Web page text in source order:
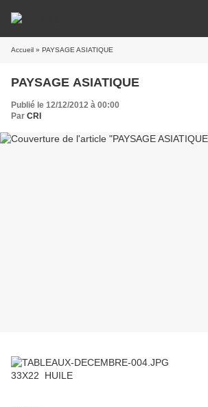
Accueil » PAYSAGE ASIATIQUE
PAYSAGE ASIATIQUE
Publié le 12/12/2012 à 00:00
Par CRI
33X22 HUILE